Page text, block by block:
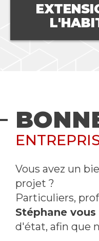
Vous avez un
projet ?
Particuliers,
Stéphane
d'état, afin que